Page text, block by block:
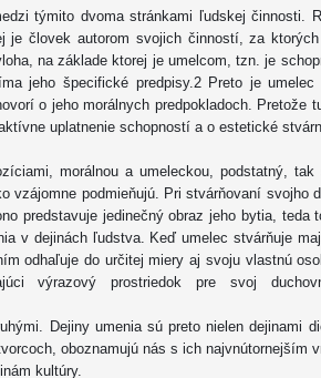
týmito dvoma stránkami ľudskej činnosti.
človek autorom svojich činností, za ktorých
na základe ktorej je umelcom, tzn. je
jeho špecifické predpisy.2 Preto je umelec
o jeho morálnych predpokladoch. Pretože
uplatnenie schopností a o estetické
morálnou a umeleckou, podstatný, tak
vzájomne podmieňujú. Pri stvárňovaní svojho
predstavuje jedinečný obraz jeho bytia, teda
v dejinách ľudstva. Keď umelec stvárňuje
odhaľuje do určitej miery aj svoju vlastnú
výrazový prostriedok pre svoj
Dejiny umenia sú preto nielen dejinami
oboznamujú nás s ich najvnútornejším
kultúry.